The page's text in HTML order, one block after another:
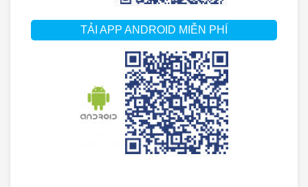
TẢI APP ANDROID MIỄN PHÍ